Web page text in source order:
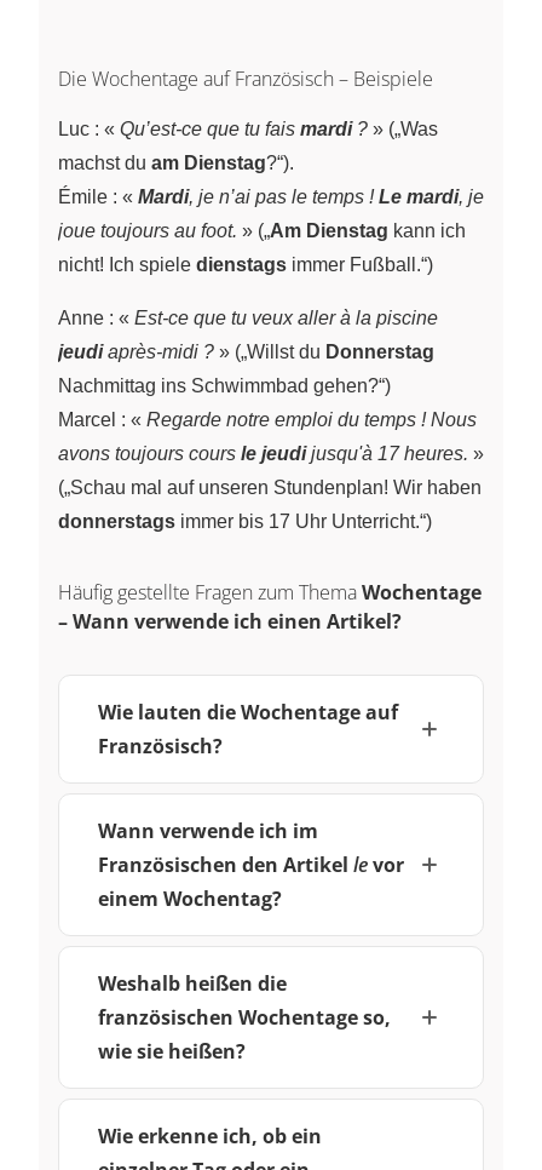
Die Wochentage auf Französisch – Beispiele
Luc : « Qu’est-ce que tu fais mardi? » („Was
machst du am Dienstag?“).
Émile : « Mardi, je n’ai pas le temps !Le mardi, je
joue toujours au foot. » („Am Dienstag kann ich
nicht! Ich spiele dienstags immer Fußball.“)
Anne : « Est-ce que tu veux aller à la piscine
jeudiaprès-midi ? » („Willst du Donnerstag
Nachmittag ins Schwimmbad gehen?“)
Marcel : « Regarde notre emploi du temps ! Nous
avons toujours cours le jeudijusqu'à 17 heures. »
(„Schau mal auf unseren Stundenplan! Wir haben
donnerstags immer bis 17 Uhr Unterricht.“)
Häufig gestellte Fragen zum ThemaWochentage
– Wann verwende ich einen Artikel?
Wie lauten die Wochentage auf
Französisch?
Wann verwende ich im
Französischen den Artikel levor
einem Wochentag?
Weshalb heißen die
französischen Wochentage so,
wie sie heißen?
Wie erkenne ich, ob ein